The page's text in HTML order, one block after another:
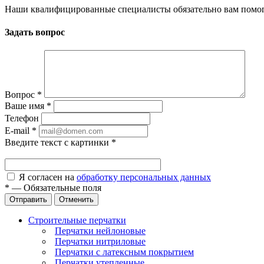
Наши квалифицированные специалисты обязательно вам
Задать вопрос
Вопрос *
Ваше имя *
Телефон
E-mail *
Введите текст с картинки *
Я согласен на обработку персональных данных
* — Обязательные поля
Отправить Отменить
Строительные перчатки
Перчатки нейлоновые
Перчатки нитриловые
Перчатки с латексным покрытием